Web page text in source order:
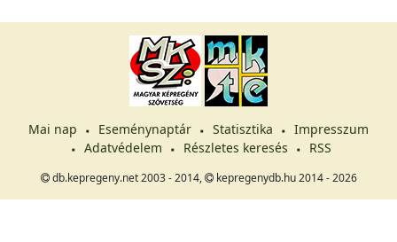
Mai nap Eseménynaptár Statisztika
Impresszum
Adatvédelem
Részletes keresés RSS
db.kepregeny.net 2003 - 2014, kepregenydb.hu 2014 - 2026